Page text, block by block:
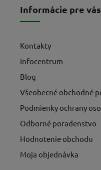
Informácie pre vás
Kontakty
Infocentrum
Blog
Všeobecné obchodné
Podmienky ochrany
Odborné poradenstvo
Hodnotenie obchodu
Moja objednávka